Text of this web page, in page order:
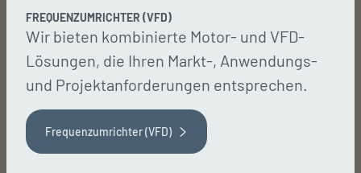
FREQUENZUMRICHTER (VFD)
Wir bieten kombinierte Motor- und VFD-
Lösungen, die Ihren Markt-, Anwendungs-
und Projektanforderungen entsprechen.
Frequenzumrichter (VFD)